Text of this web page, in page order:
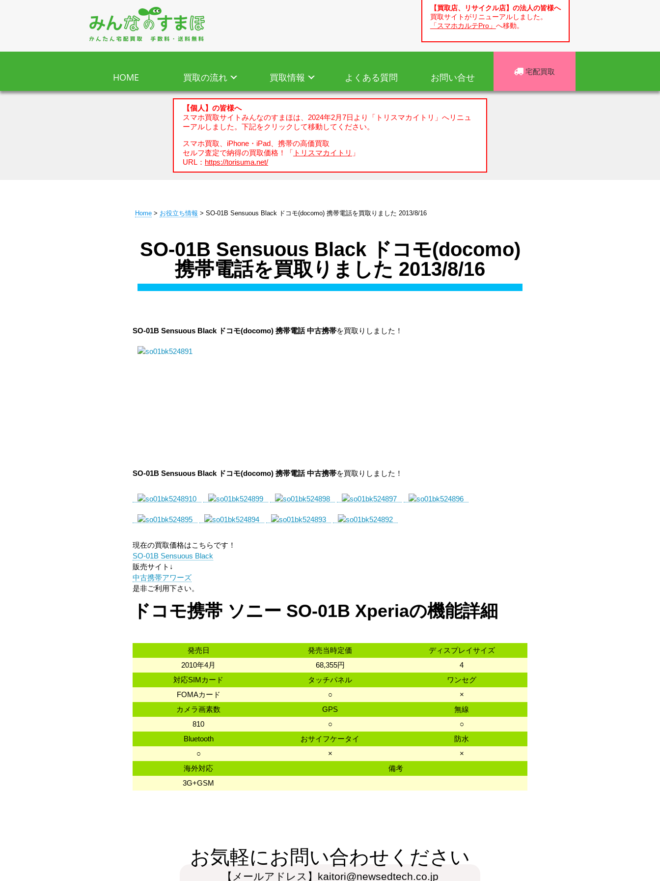
【買取店、リサイクル店】の法人の皆様へ
買取サイトがリニューアルしました。
「スマホカルテPro」 へ移動。
HOME 買取の流れ 買取情報 よくある質問 お問い合せ 宅配買取
【個人】の皆様へ
スマホ買取サイトみんなのすまほは、2024年2月7日より「トリスマカイトリ」へリニュ
ーアルしました。下記をクリックして移動してください。
スマホ買取、iPhone・iPad、携帯の高価買取
セルフ査定で納得の買取価格！「 トリスマカイトリ 」
URL： https://torisuma.net/
Home > お役立ち情報 > SO-01B Sensuous Black ドコモ(docomo) 携帯電話を買取りました 2013/8/16
SO-01B Sensuous Black ドコモ(docomo)
携帯電話を買取りました 2013/8/16
SO-01B Sensuous Black ドコモ(docomo) 携帯電話 中古携帯を買取りしました！
SO-01B Sensuous Black ドコモ(docomo) 携帯電話 中古携帯を買取りしました！
現在の買取価格はこちらです！
SO-01B Sensuous Black
販売サイト↓
中古携帯アワーズ
是非ご利用下さい。
ドコモ携帯 ソニー SO-01B Xperiaの機能詳細
発売日 発売当時定価
ディスプレイサイズ
2010年4月
68,355円
4
対応SIMカード
タッチパネル
ワンセグ
FOMAカード
○
×
カメラ画素数
GPS
無線
810
○
○
Bluetooth
おサイフケータイ
防水
○
×
×
海外対応
備考
3G+GSM
お気軽にお問い合わせください
【メールアドレス】kaitori@newsedtech.co.jp